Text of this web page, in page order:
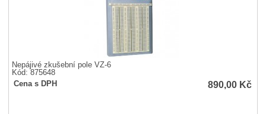
Nepájivé zkušební pole VZ-6
Kód: 875648
Cena s DPH
890,00 Kč